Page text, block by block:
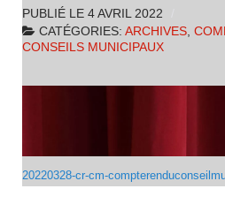
PUBLIÉ LE 4 AVRIL 2022
CATÉGORIES: ARCHIVES,
CONSEILS MUNICIPAUX
20220328-cr-cm-